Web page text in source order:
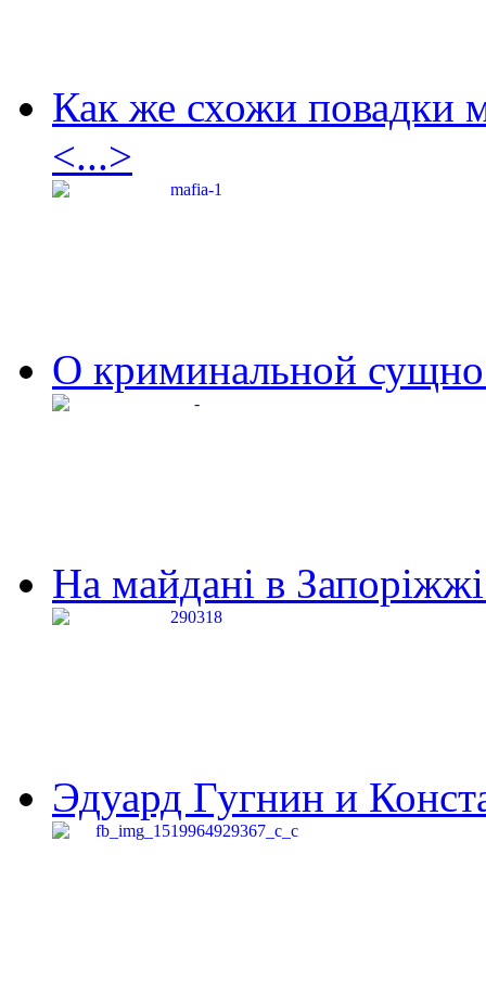
Как же схожи повадки
<...>
О криминальной
На майдані в
Эдуард Гугнин и